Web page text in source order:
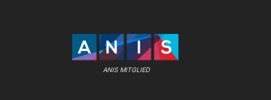
ANIS MITGLIED